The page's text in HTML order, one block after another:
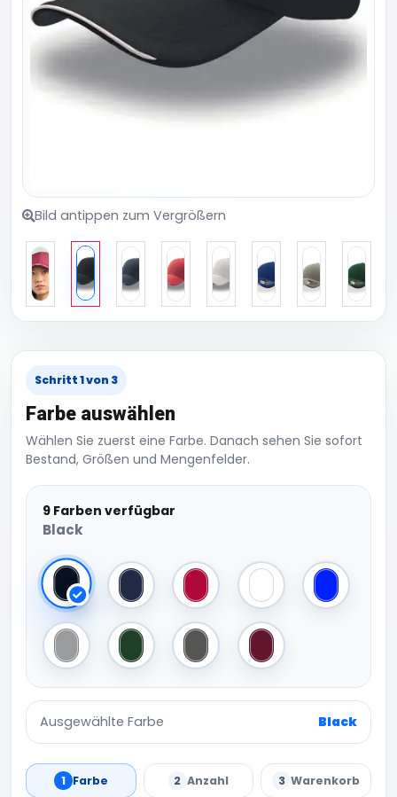
Bild antippen zum Vergrößern
Schritt 1 von 3
Farbe auswählen
Wählen Sie zuerst eine Farbe. Danach sehen Sie sofort
Bestand, Größen und Mengenfelder.
9 Farben verfügbar
Black
Black Navy Red White Royal
Grey Bottle GreenDark Grey Burgundy
Ausgewählte Farbe Black
1 Farbe 2 Anzahl 3 Warenkorb